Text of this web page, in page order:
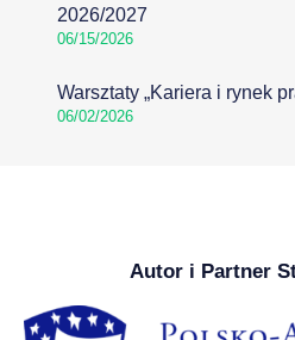
2026/2027
06/15/2026
Warsztaty „Kariera i rynek
06/02/2026
Autor i Partner